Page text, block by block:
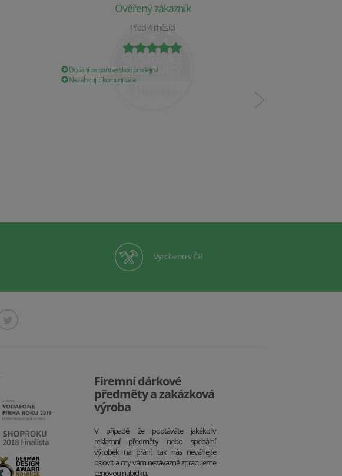
Ověřený zákazník
Před 4 měsíci
Dodání na partnerskou prodejnu
Nezahlcující komunikace
Vyrobeno v ČR
Firemní dárkové
předměty a zakázková
výroba
V případě, že poptáváte jakékoliv
reklamní předměty nebo speciální
výrobek na přání, tak nás neváhejte
oslovit a my vám nezávazně zpracujeme
cenovou nabídku.